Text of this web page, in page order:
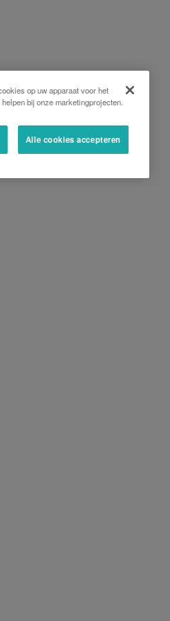
op uw apparaat voor het
bij onze marketingprojecten.
Alle cookies accepteren